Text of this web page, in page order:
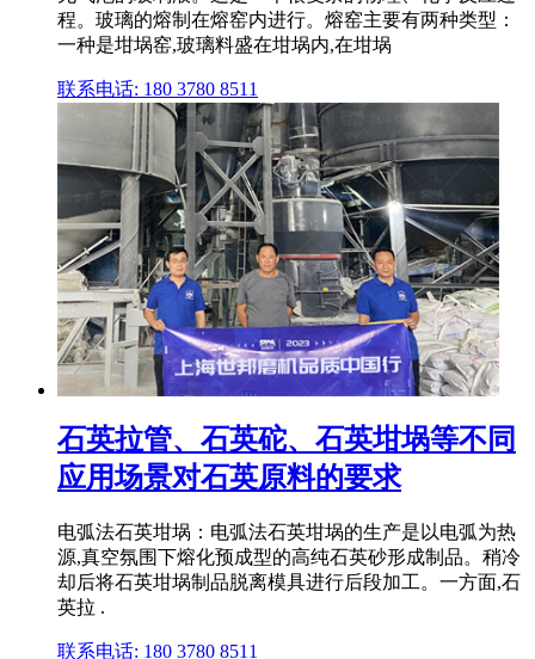
程。玻璃的熔制在熔窑内进行。熔窑主要有两种类型：
一种是坩埚窑,玻璃料盛在坩埚内,在坩埚
联系电话: 180 3780 8511
石英拉管、石英砣、石英坩埚等不同
应用场景对石英原料的要求
电弧法石英坩埚：电弧法石英坩埚的生产是以电弧为热
源,真空氛围下熔化预成型的高纯石英砂形成制品。稍冷
却后将石英坩埚制品脱离模具进行后段加工。一方面,石
英拉 .
联系电话: 180 3780 8511